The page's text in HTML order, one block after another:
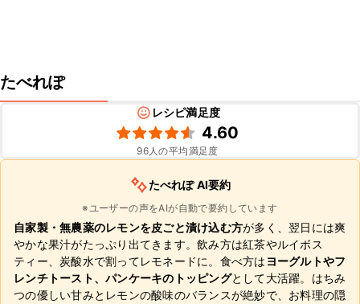
たべれぽ
レシピ満足度
4.60
96人の平均満足度
たべれぽ AI要約
※ユーザーの声をAIが自動で要約しています
自家製・無農薬のレモンを皮ごと漬け込む方が多く、翌日には爽
やかな果汁がたっぷり出てきます。飲み方は紅茶やルイボス
ティー、炭酸水で割ってレモネードに。食べ方は ヨーグルトやフ
レンチトースト、パンケーキのトッピングとして大活躍。はちみ
つの優しい甘みとレモンの酸味のバランスが絶妙で、お料理の隠